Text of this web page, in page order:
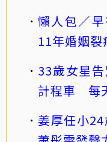
懶人包／
11年婚姻裂
33歲女星
計程車 每
姜厚任小